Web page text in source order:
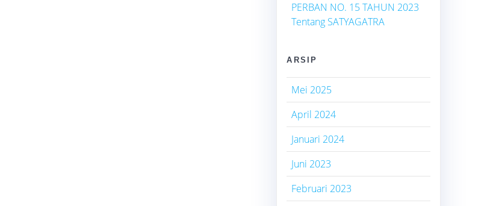
PERBAN NO. 15 TAHUN 2023
Tentang SATYAGATRA
ARSIP
Mei 2025
April 2024
Januari 2024
Juni 2023
Februari 2023